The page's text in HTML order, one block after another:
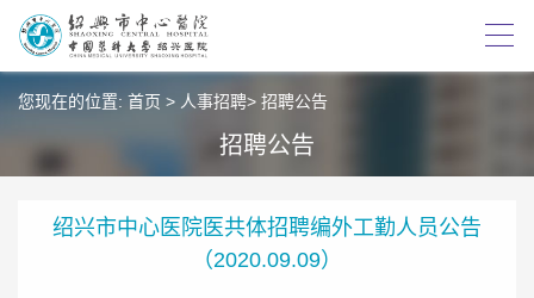
您现在的位置: 首页 > 人事招聘> 招聘公告
招聘公告
绍兴市中心医院医共体招聘编外工勤人员公告
（2020.09.09）